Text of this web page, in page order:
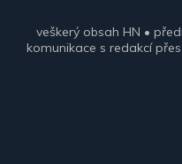
veškerý obsah HN •
komunikace s redakcí